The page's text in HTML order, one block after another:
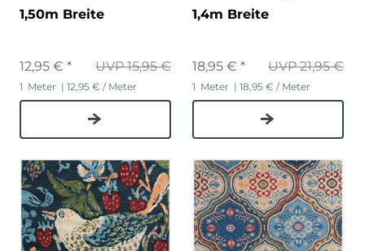
1,50m Breite
UVP 15,95 €
12,95 € *
1 Meter | 12,95 € / Meter
1,4m Breite
UVP 21,95 €
18,95 € *
1 Meter | 18,95 € / Meter